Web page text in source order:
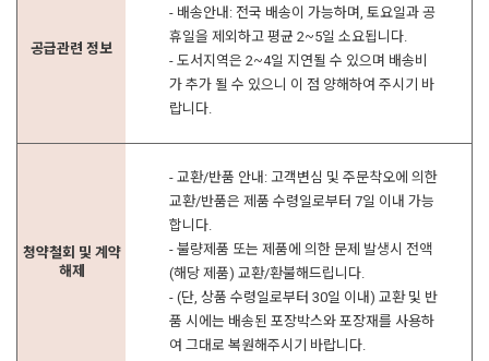
공급관련 정보
- 배송안내: 전국 배송이 가능하며, 토요일과 공
휴일을 제외하고 평균 2~5일 소요됩니다.
- 도서지역은 2~4일 지연될 수 있으며 배송비
가 추가 될 수 있으니 이 점 양해하여 주시기 바
랍니다.
청약철회 및 계약
해제
- 교환/반품 안내: 고객변심 및 주문착오에 의한
교환/반품은 제품 수령일로부터 7일 이내 가능
합니다.
- 불량제품 또는 제품에 의한 문제 발생시 전액
(해당 제품) 교환/환불해드립니다.
- (단, 상품 수령일로부터 30일 이내) 교환 및 반
품 시에는 배송된 포장박스와 포장재를 사용하
여 그대로 복원해주시기 바랍니다.